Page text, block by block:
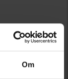
Om